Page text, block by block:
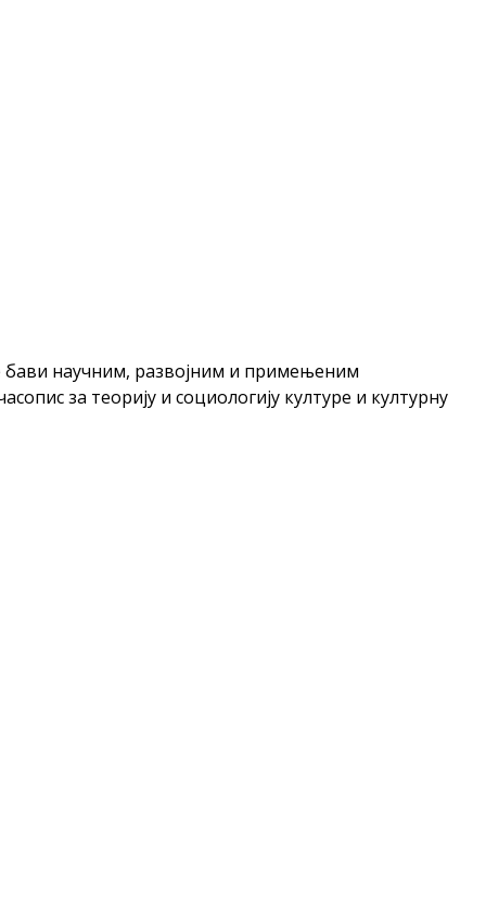
бави научним, развојним и примењеним
за теорију и социологију културе и културну